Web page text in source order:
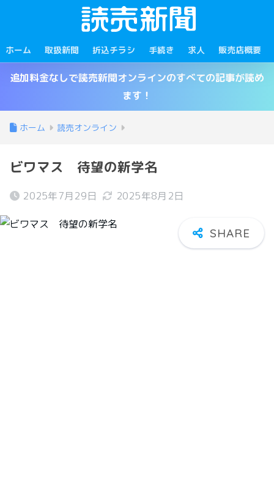
ホーム 取扱新聞 折込チラシ 手続き 求人 販売店概要
追加料金なしで読売新聞オンラインのすべての記事が読め
ます！
ホーム 読売オンライン
ビワマス 待望の新学名
2025年7月29日 2025年8月2日